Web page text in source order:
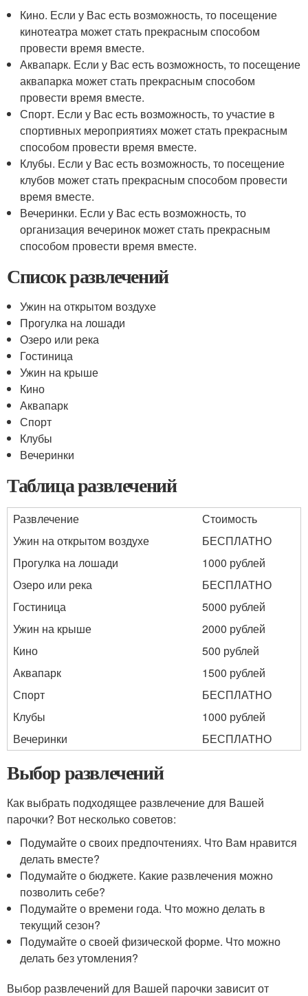
Кино. Если у Вас есть возможность, то посещение
кинотеатра может стать прекрасным способом
провести время вместе.
Аквапарк. Если у Вас есть возможность, то посещение
аквапарка может стать прекрасным способом
провести время вместе.
Спорт. Если у Вас есть возможность, то участие в
спортивных мероприятиях может стать прекрасным
способом провести время вместе.
Клубы. Если у Вас есть возможность, то посещение
клубов может стать прекрасным способом провести
время вместе.
Вечеринки. Если у Вас есть возможность, то
организация вечеринок может стать прекрасным
способом провести время вместе.
Список развлечений
Ужин на открытом воздухе
Прогулка на лошади
Озеро или река
Гостиница
Ужин на крыше
Кино
Аквапарк
Спорт
Клубы
Вечеринки
Таблица развлечений
Развлечение
Стоимость
Ужин на открытом воздухе
БЕСПЛАТНО
Прогулка на лошади
1000 рублей
Озеро или река
БЕСПЛАТНО
Гостиница
5000 рублей
Ужин на крыше
2000 рублей
Кино
500 рублей
Аквапарк
1500 рублей
Спорт
БЕСПЛАТНО
Клубы
1000 рублей
Вечеринки
БЕСПЛАТНО
Выбор развлечений
Как выбрать подходящее развлечение для Вашей
парочки? Вот несколько советов:
Подумайте о своих предпочтениях. Что Вам нравится
делать вместе?
Подумайте о бюджете. Какие развлечения можно
позволить себе?
Подумайте о времени года. Что можно делать в
текущий сезон?
Подумайте о своей физической форме. Что можно
делать без утомления?
Выбор развлечений для Вашей парочки зависит от